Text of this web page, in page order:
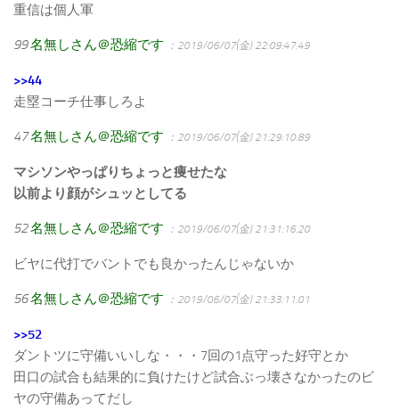
重信は個人軍
99名無しさん＠恐縮です ：2019/06/07(金) 22:09:47.49
>>44
走塁コーチ仕事しろよ
47名無しさん＠恐縮です ：2019/06/07(金) 21:29:10.89
マシソンやっぱりちょっと痩せたな
以前より顔がシュッとしてる
52名無しさん＠恐縮です ：2019/06/07(金) 21:31:16.20
ビヤに代打でバントでも良かったんじゃないか
56名無しさん＠恐縮です ：2019/06/07(金) 21:33:11.01
>>52
ダントツに守備いいしな・・・7回の1点守った好守とか
田口の試合も結果的に負けたけど試合ぶっ壊さなかったのビ
ヤの守備あってだし